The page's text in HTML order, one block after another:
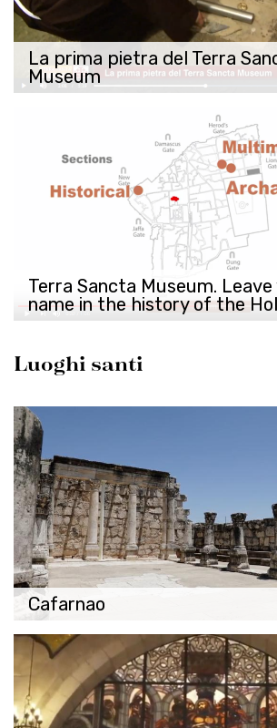
La prima pietra del Terra
Museum
Terra Sancta Museum. Leave
name in the history of the
Luoghi santi
Cafarnao